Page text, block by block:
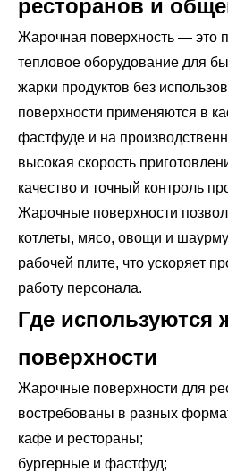
ресторанов и
Жарочная поверхность — это
тепловое оборудование для
жарки продуктов без
поверхности применяются в
фастфуде и на
высокая скорость
качество и точный контроль
Жарочные поверхности
котлеты, мясо, овощи и
рабочей плите, что ускоряет
работу персонала.
Где используются
поверхности
Жарочные поверхности для
востребованы в разных
кафе и рестораны;
бургерные и фастфуд;